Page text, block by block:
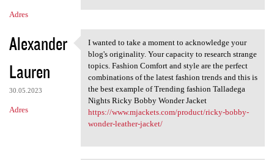
Adres
Alexander
Lauren
30.05.2023
Adres
I wanted to take a moment to
I wanted to take a moment to acknowledge your
blog's originality. Your capacity to research strange
topics. Fashion Comfort and style are the perfect
combinations of the latest fashion trends and this is
the best example of Trending fashion Talladega
Nights Ricky Bobby Wonder Jacket
https://www.mjackets.com/product/ricky-bobby-
wonder-leather-jacket/